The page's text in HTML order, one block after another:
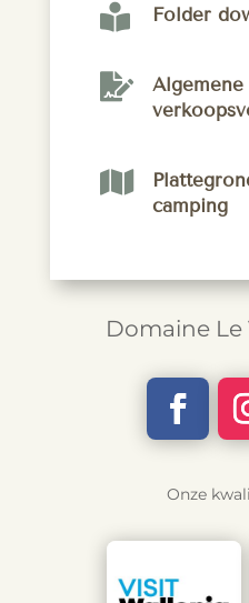
 Folder

Algemene

camping
Domaine Le
Onze